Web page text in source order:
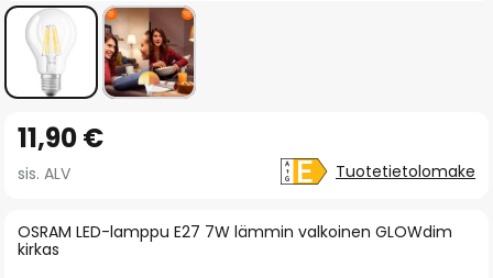
to
the
of
the
OSRAM LED-lamppu E27 7W lämmin valkoinen GLOWdim
kirkas
11,90 €
sis. ALV Tuotetietolomake